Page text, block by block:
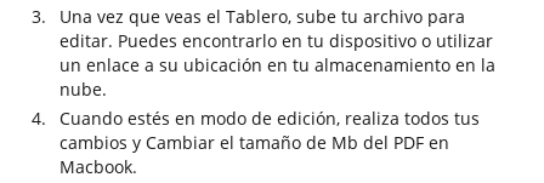
Una vez que veas el Tablero, sube tu archivo para
editar. Puedes encontrarlo en tu dispositivo o utilizar
un enlace a su ubicación en tu almacenamiento en la
nube.
Cuando estés en modo de edición, realiza todos tus
cambios y Cambiar el tamaño de Mb del PDF en
Macbook.